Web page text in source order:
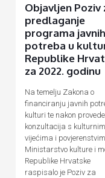
Objavljen Poziv
predlaganje
programa javnih
potreba u
Republike
za 2022. godinu
Na temelju Zakona o
financiranju javnih
kulturi te nakon
konzultacija s kulturnim
vijećima i
Ministarstvo kulture i
Republike Hrvatske
raspisalo je Poziv za